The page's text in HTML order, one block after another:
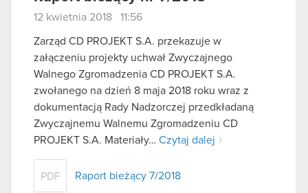
12 kwietnia 2018 11:56
Zarząd CD PROJEKT S.A. przekazuje w
załączeniu projekty uchwał Zwyczajnego
Walnego Zgromadzenia CD PROJEKT S.A.
zwołanego na dzień 8 maja 2018 roku wraz z
dokumentacją Rady Nadzorczej przedkładaną
Zwyczajnemu Walnemu Zgromadzeniu CD
PROJEKT S.A. Materiały… Czytaj dalej
PDF Raport bieżący 7/2018